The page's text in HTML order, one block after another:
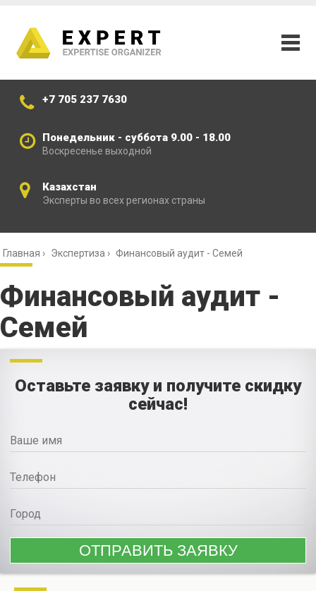
+7 705 237 7630
Понедельник - суббота 9.00 - 18.00
Воскресенье выходной
Казахстан
Эксперты во всех регионах страны
Главная › Экспертиза › Финансовый аудит - Семей
Финансовый аудит -
Семей
Оставьте заявку и получите скидку
сейчас!